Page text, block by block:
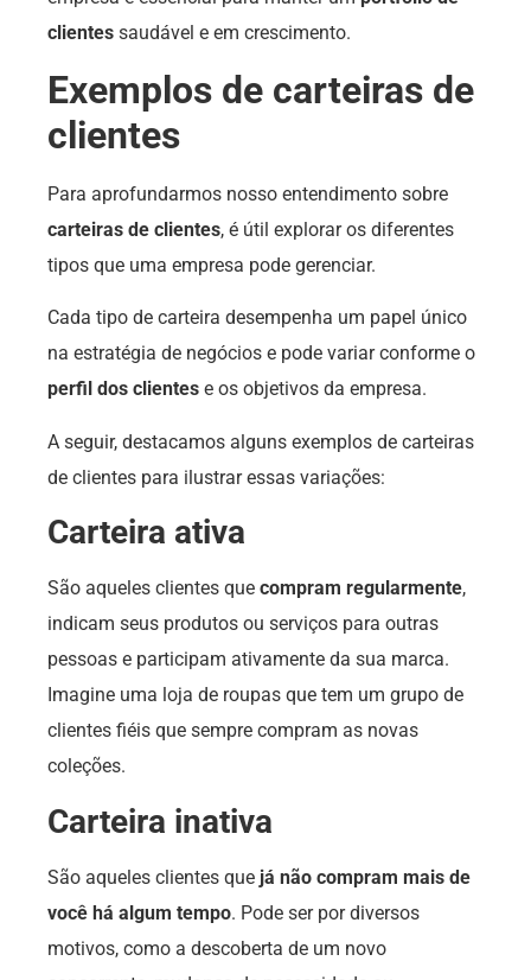
clientes saudável e em crescimento.
Exemplos de carteiras de
clientes
Para aprofundarmos nosso entendimento sobre
carteiras de clientes, é útil explorar os diferentes
tipos que uma empresa pode gerenciar.
Cada tipo de carteira desempenha um papel único
na estratégia de negócios e pode variar conforme o
perfil dos clientes e os objetivos da empresa.
A seguir, destacamos alguns exemplos de carteiras
de clientes para ilustrar essas variações:
Carteira ativa
São aqueles clientes que compram regularmente,
indicam seus produtos ou serviços para outras
pessoas e participam ativamente da sua marca.
Imagine uma loja de roupas que tem um grupo de
clientes fiéis que sempre compram as novas
coleções.
Carteira inativa
São aqueles clientes que já não compram mais de
você há algum tempo. Pode ser por diversos
motivos, como a descoberta de um novo